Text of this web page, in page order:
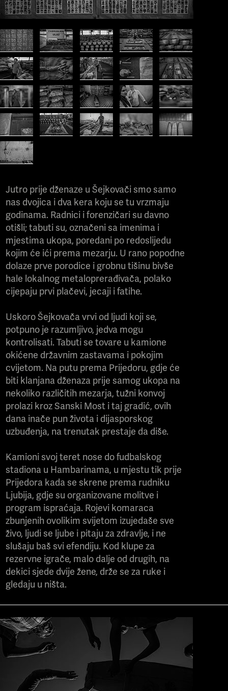
Jutro prije dženaze u Šejkovači smo samo
nas dvojica i dva kera koju se tu vrzmaju
godinama. Radnici i forenzičari su davno
otišli; tabuti su, označeni sa imenima i
mjestima ukopa, poredani po redoslijedu
kojim će ići prema mezarju. U rano popodne
dolaze prve porodice i grobnu tišinu bivše
hale lokalnog metaloprerađivača, polako
cijepaju prvi plačevi, jecaji i fatihe.
Uskoro Šejkovača vrvi od ljudi koji se,
potpuno je razumljivo, jedva mogu
kontrolisati. Tabuti se tovare u kamione
okićene državnim zastavama i pokojim
cvijetom. Na putu prema Prijedoru, gdje će
biti klanjana dženaza prije samog ukopa na
nekoliko različitih mezarja, tužni konvoj
prolazi kroz Sanski Most i taj gradić, ovih
dana inače pun života i dijasporskog
uzbuđenja, na trenutak prestaje da diše.
Kamioni svoj teret nose do fudbalskog
stadiona u Hambarinama, u mjestu tik prije
Prijedora kada se skrene prema rudniku
Ljubija, gdje su organizovane molitve i
program ispraćaja. Rojevi komaraca
zbunjenih ovolikim svijetom izujedaše sve
živo, ljudi se ljube i pitaju za zdravlje, i ne
slušaju baš svi efendiju. Kod klupe za
rezervne igrače, malo dalje od drugih, na
dekici sjede dvije žene, drže se za ruke i
gledaju u ništa.